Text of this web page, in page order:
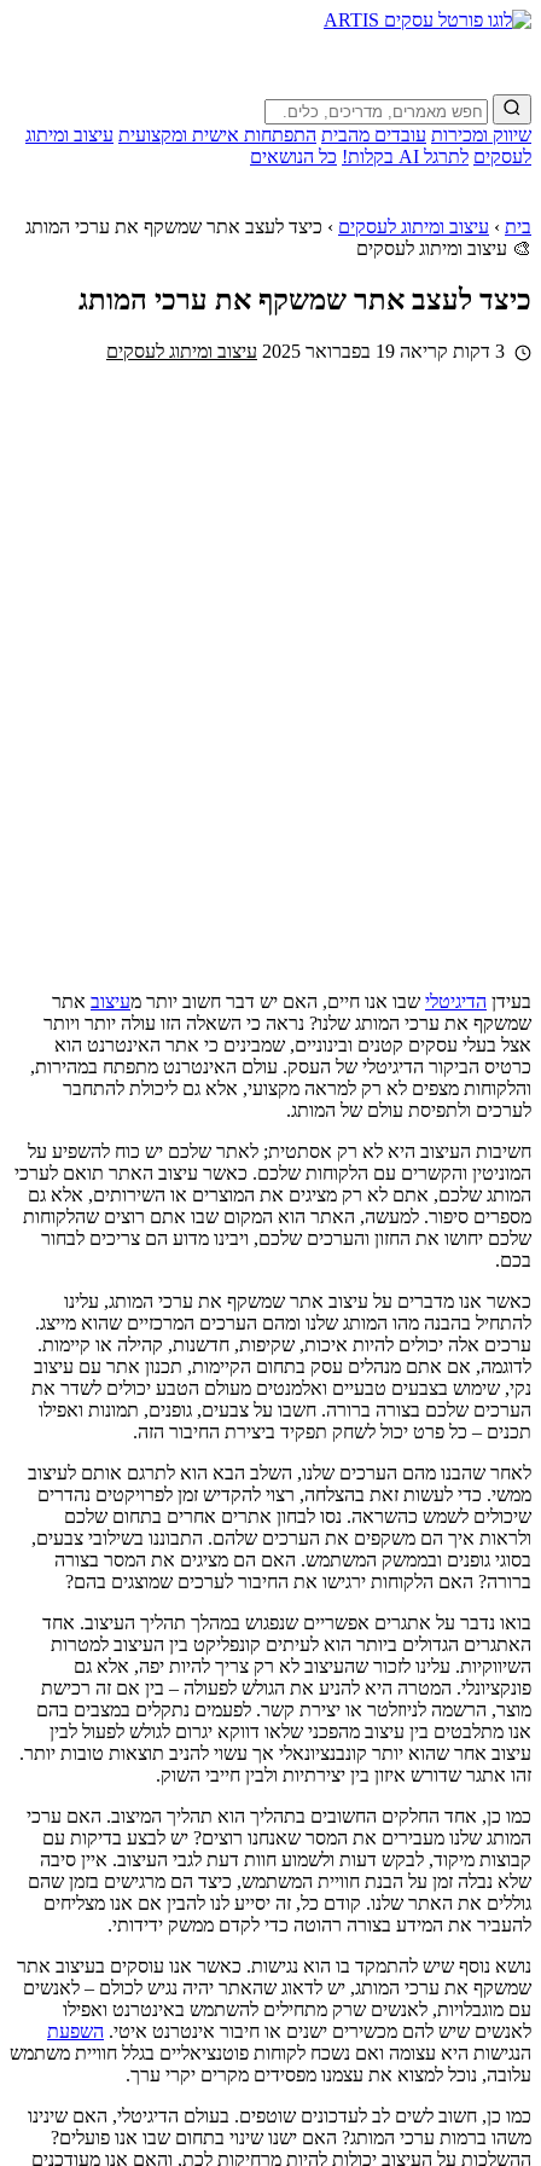
שיווק ומכירות עובדים מהבית התפתחות אישית ומקצועית עיצוב ומיתוג
לעסקים לתרגל AI בקלות! כל הנושאים
בית › עיצוב ומיתוג לעסקים › כיצד לעצב אתר שמשקף את ערכי המותג
🎨 עיצוב ומיתוג לעסקים
כיצד לעצב אתר שמשקף את ערכי המותג
19 בפברואר 2025 עיצוב ומיתוג לעסקים
בעידן הדיגיטלי שבו אנו חיים, האם יש דבר חשוב יותר מעיצוב אתר
שמשקף את ערכי המותג שלנו? נראה כי השאלה הזו עולה יותר ויותר
אצל בעלי עסקים קטנים ובינוניים, שמבינים כי אתר האינטרנט הוא
כרטיס הביקור הדיגיטלי של העסק. עולם האינטרנט מתפתח במהירות,
והלקוחות מצפים לא רק למראה מקצועי, אלא גם ליכולת להתחבר
לערכים ולתפיסת עולם של המותג.
חשיבות העיצוב היא לא רק אסתטית; לאתר שלכם יש כוח להשפיע על
המוניטין והקשרים עם הלקוחות שלכם. כאשר עיצוב האתר תואם לערכי
המותג שלכם, אתם לא רק מציגים את המוצרים או השירותים, אלא גם
מספרים סיפור. למעשה, האתר הוא המקום שבו אתם רוצים שהלקוחות
שלכם יחושו את החזון והערכים שלכם, ויבינו מדוע הם צריכים לבחור
בכם.
כאשר אנו מדברים על עיצוב אתר שמשקף את ערכי המותג, עלינו
להתחיל בהבנה מהו המותג שלנו ומהם הערכים המרכזיים שהוא מייצג.
ערכים אלה יכולים להיות איכות, שקיפות, חדשנות, קהילה או קיימות.
לדוגמה, אם אתם מנהלים עסק בתחום הקיימות, תכנון אתר עם עיצוב
נקי, שימוש בצבעים טבעיים ואלמנטים מעולם הטבע יכולים לשדר את
הערכים שלכם בצורה ברורה. חשבו על צבעים, גופנים, תמונות ואפילו
תכנים – כל פרט יכול לשחק תפקיד ביצירת החיבור הזה.
לאחר שהבנו מהם הערכים שלנו, השלב הבא הוא לתרגם אותם לעיצוב
ממשי. כדי לעשות זאת בהצלחה, רצוי להקדיש זמן לפרויקטים נהדרים
שיכולים לשמש כהשראה. נסו לבחון אתרים אחרים בתחום שלכם
ולראות איך הם משקפים את הערכים שלהם. התבוננו בשילובי צבעים,
בסוגי גופנים ובממשק המשתמש. האם הם מציגים את המסר בצורה
ברורה? האם הלקוחות ירגישו את החיבור לערכים שמוצגים בהם?
בואו נדבר על אתגרים אפשריים שנפגוש במהלך תהליך העיצוב. אחד
האתגרים הגדולים ביותר הוא לעיתים קונפליקט בין העיצוב למטרות
השיווקיות. עלינו לזכור שהעיצוב לא רק צריך להיות יפה, אלא גם
פונקציונלי. המטרה היא להניע את הגולש לפעולה – בין אם זה רכישת
מוצר, הרשמה לניוזלטר או יצירת קשר. לפעמים נתקלים במצבים בהם
אנו מתלבטים בין עיצוב מהפכני שלאו דווקא יגרום לגולש לפעול לבין
עיצוב אחר שהוא יותר קונבנציונאלי אך עשוי להניב תוצאות טובות יותר.
זהו אתגר שדורש איזון בין יצירתיות ולבין חייבי השוק.
כמו כן, אחד החלקים החשובים בתהליך הוא תהליך המיצוב. האם ערכי
המותג שלנו מעבירים את המסר שאנחנו רוצים? יש לבצע בדיקות עם
קבוצות מיקוד, לבקש דעות ולשמוע חוות דעת לגבי העיצוב. איין סיבה
שלא נבלה זמן על הבנת חוויית המשתמש, כיצד הם מרגישים בזמן שהם
גוללים את האתר שלנו. קודם כל, זה יסייע לנו להבין אם אנו מצליחים
להעביר את המידע בצורה רהוטה כדי לקדם ממשק ידידותי.
נושא נוסף שיש להתמקד בו הוא נגישות. כאשר אנו עוסקים בעיצוב אתר
שמשקף את ערכי המותג, יש לדאוג שהאתר יהיה נגיש לכולם – לאנשים
עם מוגבלויות, לאנשים שרק מתחילים להשתמש באינטרנט ואפילו
לאנשים שיש להם מכשירים ישנים או חיבור אינטרנט איטי. השפעת
הנגישות היא עצומה ואם נשכח לקוחות פוטנציאליים בגלל חוויית משתמש
עלובה, נוכל למצוא את עצמנו מפסידים מקרים יקרי ערך.
כמו כן, חשוב לשים לב לעדכונים שוטפים. בעולם הדיגיטלי, האם שינינו
משהו ברמות ערכי המותג? האם ישנו שינוי בתחום שבו אנו פועלים?
ההשלכות על העיצוב יכולות להיות מרחיקות לכת, והאם אנו מעודכנים